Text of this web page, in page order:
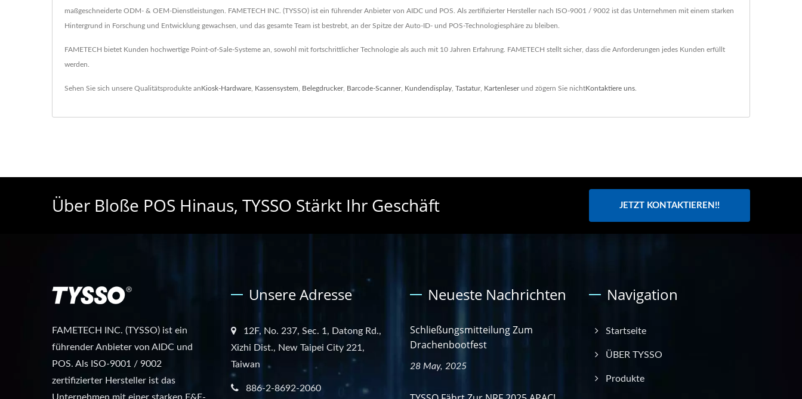
maßgeschneiderte ODM- & OEM-Dienstleistungen. FAMETECH INC. (TYSSO) ist ein führender Anbieter von AIDC und POS. Als zertifizierter Hersteller nach ISO-9001 / 9002 ist das Unternehmen mit einem starken
Hintergrund in Forschung und Entwicklung gewachsen, und das gesamte Team ist bestrebt, an der Spitze der Auto-ID- und POS-Technologiesphäre zu bleiben.
FAMETECH bietet Kunden hochwertige Point-of-Sale-Systeme an, sowohl mit fortschrittlicher Technologie als auch mit 10 Jahren Erfahrung. FAMETECH stellt sicher, dass die Anforderungen jedes Kunden erfüllt
werden.
Sehen Sie sich unsere Qualitätsprodukte anKiosk-Hardware Kassensystem Belegdrucker, Barcode-Scanner, Kundendisplay Tastatur, Kartenleserund zögern Sie nichtKontaktiere uns
Über Bloße POS Hinaus, TYSSO Stärkt Ihr Geschäft JETZT KONTAKTIEREN!!
FAMETECH INC. (TYSSO) ist ein
führender Anbieter von AIDC und
POS. Als ISO-9001 / 9002
zertifizierter Hersteller ist das
Unsere Adresse
12F, No. 237, Sec. 1, Datong Rd.,
Xizhi Dist., New Taipei City 221,
Taiwan
886-2-8692-2060
Neueste Nachrichten
Schließungsmitteilung Zum
Drachenbootfest
28 May, 2025
Navigation
Startseite
ÜBER TYSSO
Produkte